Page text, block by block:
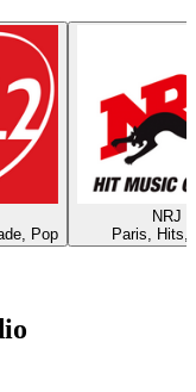
Pop
NRJ
Paris, Hits,